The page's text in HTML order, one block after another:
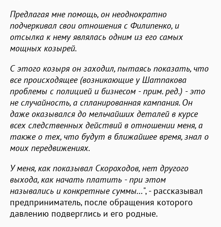
Предлагая мне помощь, он неоднократно
подчеркивал свои отношения с Филипенко, и
отсылка к нему являлась одним из его самых
мощных козырей.
С этого козыря он заходил, пытаясь показать, что
все происходящее (возникающие у Шатпакова
проблемы с полицией и бизнесом - прим. ред.) - это
не случайность, а спланированная кампания. Он
даже оказывался до мельчайших деталей в курсе
всех следственных действий в отношении меня, а
также о тех, что будут в ближайшее время, знал о
моих передвижениях.
У меня, как показывал Скороходов, нет другого
выхода, как начать платить - при этом
назывались и конкретные суммы…", - рассказывал
предприниматель, после обращения которого
давлению подверглись и его родные.